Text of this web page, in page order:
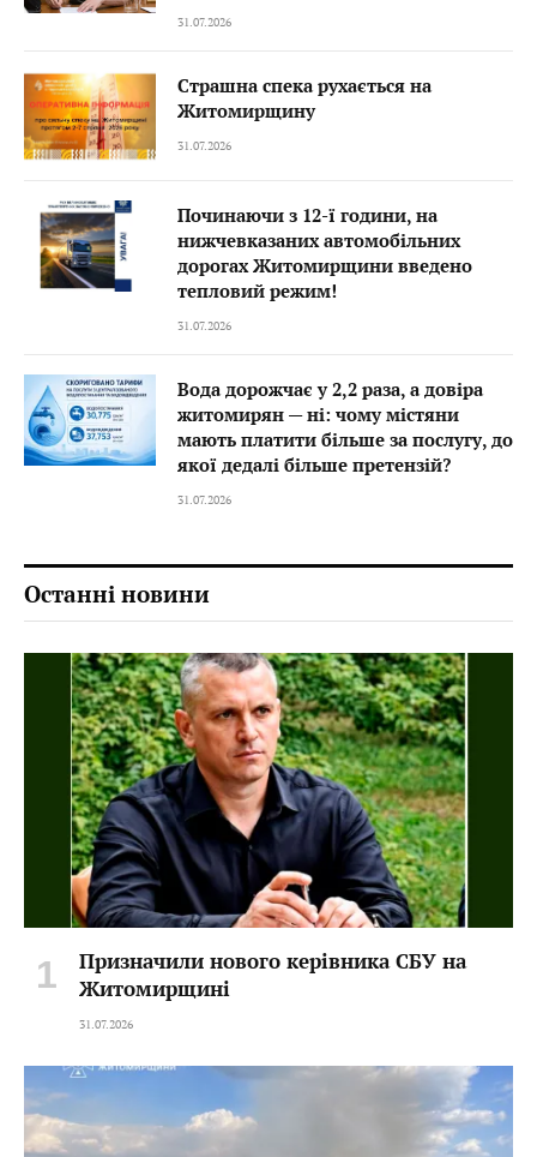
31.07.2026
Страшна спека рухається на
Житомирщину
31.07.2026
Починаючи з 12-ї години, на
нижчевказаних автомобільних
дорогах Житомирщини введено
тепловий режим!
31.07.2026
Вода дорожчає у 2,2 раза, а довіра
житомирян — ні: чому містяни
мають платити більше за послугу, до
якої дедалі більше претензій?
31.07.2026
Останні новини
Призначили нового керівника СБУ на
Житомирщині
31.07.2026